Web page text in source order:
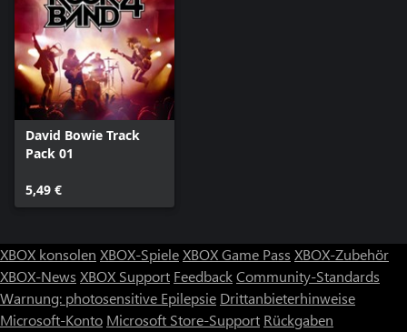
David Bowie Track
Pack 01
5,49 €
XBOX konsolen XBOX-SpieleXBOX Game Pass XBOX-Zubehör
XBOX-News XBOX Support FeedbackCommunity-Standards
Warnung: photosensitive Epilepsie Drittanbieterhinweise
Microsoft-Konto Microsoft Store-Support Rückgaben